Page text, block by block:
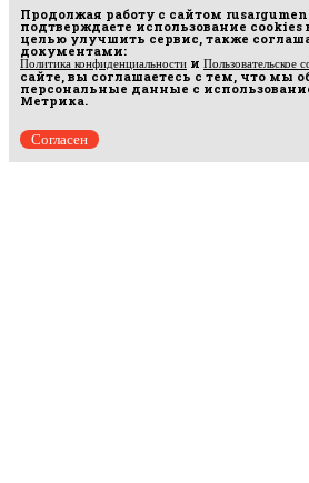
Продолжая работу с сайтом
подтверждаете использование cookies
целью улучшить сервис, также
документами:
Политика конфиденциальности и Пользовательское
сайте, вы соглашаетесь с тем, что мы
персональные данные с
Метрика.
Согласен